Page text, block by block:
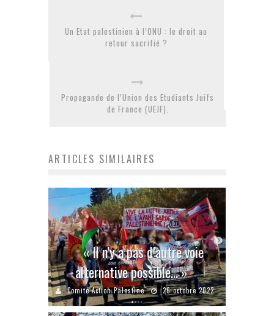
Un Etat palestinien à l’ONU : le droit au
retour sacrifié ?
Propagande de l’Union des Etudiants Juifs
de France (UEJF).
ARTICLES SIMILAIRES
« Il n’y a pas d’autre voie
alternative possible… »
Comité Action Palestine 26 octobre 2022